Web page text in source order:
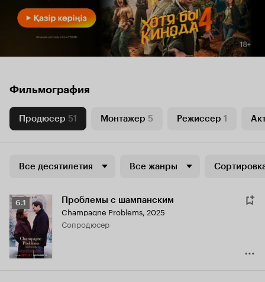
Фильмография
Продюсер 51 Монтажер 5 Режиссер 1
Все десятилетия Все жанры
Рейтинг
Кинопоиска
6.1
6.1 Проблемы с шампанским
Champagne Problems, 2025
сопродюсер